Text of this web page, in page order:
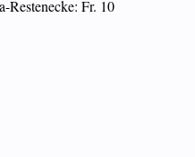
Restenecke: Fr. 10